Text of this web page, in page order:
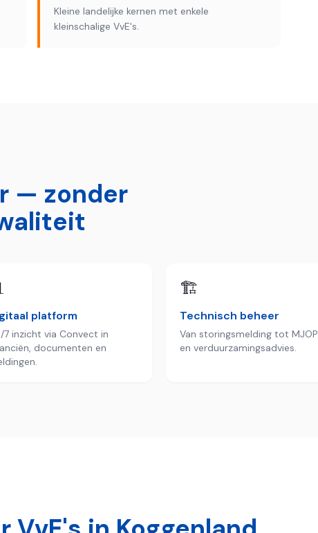
Kleine landelijke kernen met enkele
kleinschalige VvE's.
— zonder
platform
7 inzicht via Convect in
documenten en
🏗️
Technisch beheer
Van storingsmelding tot MJOP
en verduurzamingsadvies.